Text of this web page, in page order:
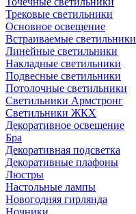
Трековые светильники
Основное освещение
Встраиваемые светильники
Линейные светильники
Накладные светильники
Подвесные светильники
Потолочные светильники
Светильники Армстронг
Светильники ЖКХ
Декоративное освещение
Бра
Декоративная подсветка
Декоративные плафоны
Люстры
Настольные лампы
Новогодняя гирлянда
Ночники